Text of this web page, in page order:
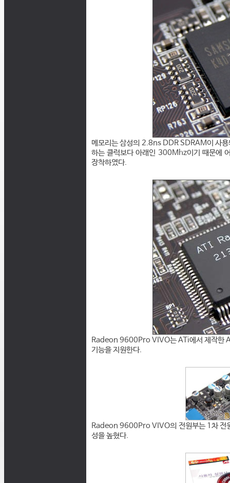
메모리는 삼성의 2.8ns DDR SDRAM이 사
하는 클럭보다 아래인 300Mhz이기 때문에
장착하였다.
Radeon 9600Pro VIVO는 ATi에서 제작
기능을 지원한다.
Radeon 9600Pro VIVO의 전원부는 1차 전
성을 높혔다.